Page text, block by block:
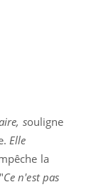
souligne
Elle
la
Ce n'est pas